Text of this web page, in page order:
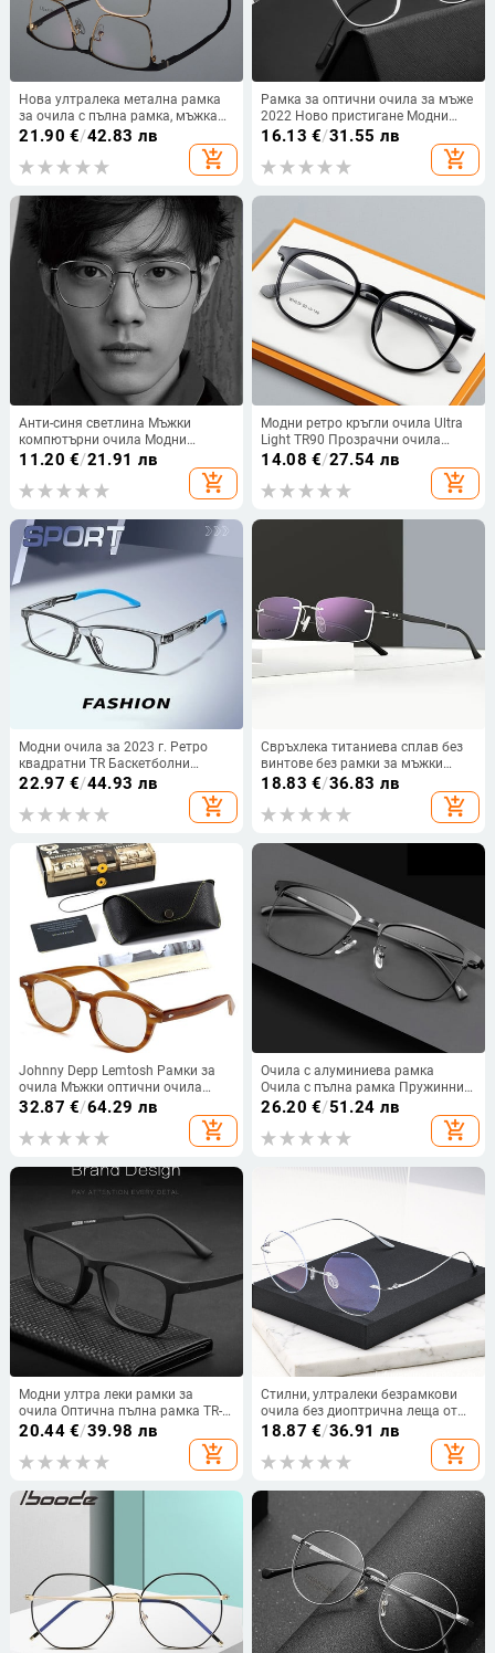
Нова ултралека метална рамка
за очила с пълна рамка, мъжка
бизнес оптична рамка, черно-
квадратна рамка за
21.90 €/42.83 лв
add_shopping_cart
Рамка за оптични очила за мъже
2022 Ново пристигане Модни
супер леки очила от чист титан
16.13 €/31.55 лв
add_shopping_cart
Анти-синя светлина Мъжки
компютърни очила Модни
квадратни метални рамки за
очила Класически женски очила
за късогледство Оптика 2020
11.20 €/21.91 лв
add_shopping_cart
Модни ретро кръгли очила Ultra
Light TR90 Прозрачни очила
Оптична диоптрична рамка
Късогледство Мъж Жена Очила
WH039
14.08 €/27.54 лв
add_shopping_cart
Модни очила за 2023 г. Ретро
квадратни TR Баскетболни
спортни очила Късогледство
Оптична рамка за диоптрични
очила за мъже Oculos Gafas
22.97 €/44.93 лв
add_shopping_cart
Свръхлека титаниева сплав без
винтове без рамки за мъжки
очила с рамка за очила
късогледство Очила без рамки
18.83 €/36.83 лв
add_shopping_cart
Johnny Depp Lemtosh Рамки за
очила Мъжки оптични очила
Дамски компютърни очила
Прозрачни лещи Луксозна марка
Ретро ацетатна рамка
32.87 €/64.29 лв
add_shopping_cart
Очила с алуминиева рамка
Очила с пълна рамка Пружинни
панти Мъжки стил Оптични
очила Очила за късогледство
Правоъгълни очила
26.20 €/51.24 лв
add_shopping_cart
Модни ултра леки рамки за
очила Оптична пълна рамка TR-
90 диоптрични очила за мъже и
20.44€/39.98 лв
add_shopping_cart
Стилни, ултралеки безрамкови
очила без диоптрична леща от
мемори пяна, кръгла рамка,
универсални, семпли и модерни,
унисекс стил, предлагат се и
18.87 €/36.91 лв
add_shopping_cart